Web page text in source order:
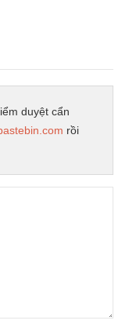
duyệt cẩn
rồi